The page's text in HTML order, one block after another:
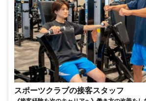
スポーツクラブの接客スタッフ